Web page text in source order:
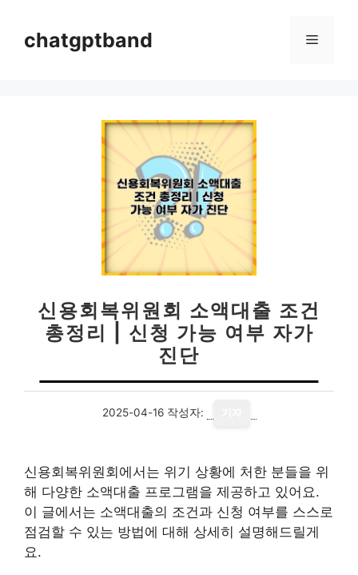
chatgptband 메
신용회복위원회 소액대출 조건
총정리 | 신청 가능 여부 자가
진단
2025-04-16 작성자:
신용회복위원회에서는 위기 상황에 처한 분들을 위
해 다양한 소액대출 프로그램을 제공하고 있어요.
이 글에서는 소액대출의 조건과 신청 여부를 스스로
점검할 수 있는 방법에 대해 상세히 설명해드릴게
요.